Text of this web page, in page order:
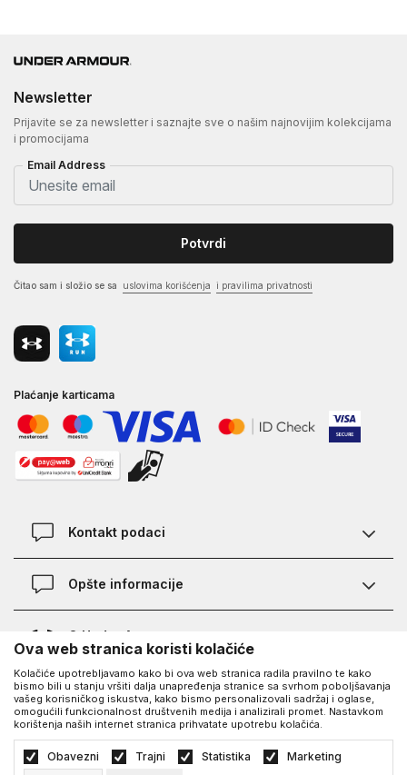
Newsletter
Prijavite se za newsletter i saznajte sve o našim najnovijim kolekcijama
i promocijama
Email Address
Potvrdi
Čitao sam i složio se sa uslovima korišćenja i pravilima privatnosti
Plaćanje karticama
Kontakt podaci
Kontakt
Opšte informacije
Provjera statusa porudžbine
Najčešća pitanja
Kako kupiti
Zamjena veličine i zamjena artikla
O Under Armour-u
O nama - priča o UA
Saznajte više o UA
Karijera
Blog
UA Social
Facebook
©2026https://www.underarmour.ba/, IzradaNB SOFT. Sva prava zadržana.
Politika privatnosti
Uslovi korišćenja
Ova web stranica koristi kolačiće
Kolačiće upotrebljavamo kako bi ova web stranica radila pravilno te kako
bismo bili u stanju vršiti dalja unapređenja stranice sa svrhom poboljšavanja
vašeg korisničkog iskustva, kako bismo personalizovali sadržaj i oglase,
omogućili funkcionalnost društvenih medija i analizirali promet. Nastavkom
korištenja naših internet stranica prihvatate upotrebu kolačića.
Obavezni Trajni Statistika Marketing